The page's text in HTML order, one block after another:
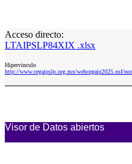
Acceso directo:
LTAIPSLP84XIX .xlsx
Hipervinculo
http://www.cegaipslp.org.mx/webcegaip2025.nsf/
Visor de Datos abiertos